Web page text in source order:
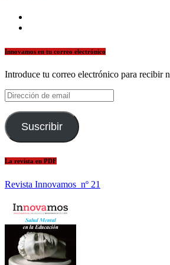
Innovamos en tu correo electrónico
Introduce tu correo electrónico para recibir
Dirección
de
email
Suscribir
La revista en PDF
Revista Innovamos nº 21